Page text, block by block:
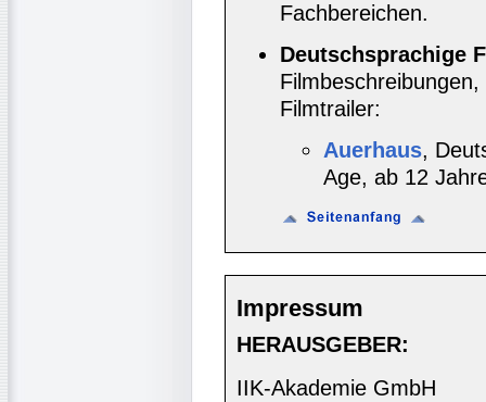
Fachbereichen.
Deutschsprachige
Filmtrailer:
Auerhaus,
Age, ab 12
Impressum
HERAUSGEBER:
IIK-Akademie GmbH